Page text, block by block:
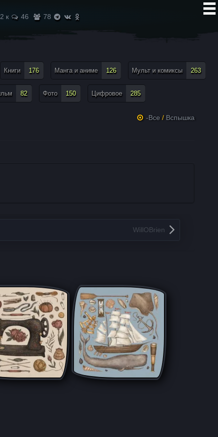
2 к 46 78
Книги 176 Манга и аниме 126 Мульт и комиксы 263
82 Фото 150 Цифровое 285
-Все / Вспышка
WillOBrien